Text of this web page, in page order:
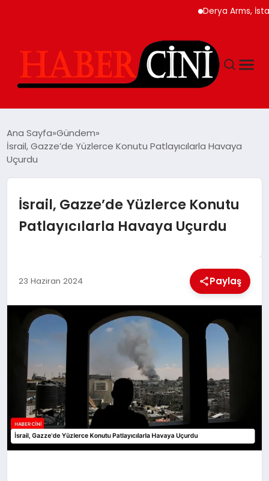
Derya Arms,
YAŞAM
GÜNCEL
TEKNOLOJI
GENEL
EKONOMI
YEREL HABERLER
GÜNDEM
Ana Sayfa Gündem
İsrail, Gazze’de Yüzlerce Konutu Patlayıcılarla Havaya
Uçurdu
İsrail, Gazze’de Yüzlerce Konutu
Patlayıcılarla Havaya Uçurdu
23 Haziran 2024 Paylaş